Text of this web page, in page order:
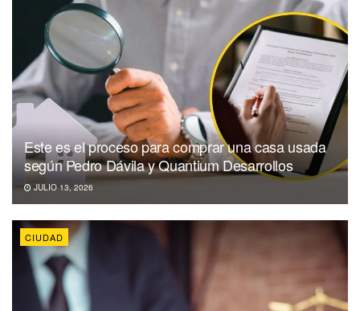
Este es el proceso para comprar una casa usada
según Pedro Dávila y Quantium Desarrollos
JULIO 13, 2026
CIUDAD